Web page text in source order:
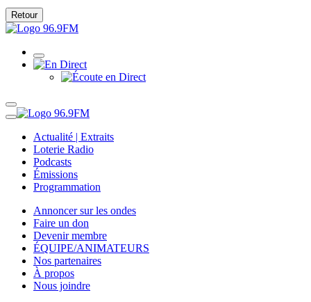
Retour
Actualité | Extraits
Loterie Radio
Podcasts
Émissions
Programmation
Annoncer sur les ondes
Faire un don
Devenir membre
ÉQUIPE/ANIMATEURS
Nos partenaires
À propos
Nous joindre